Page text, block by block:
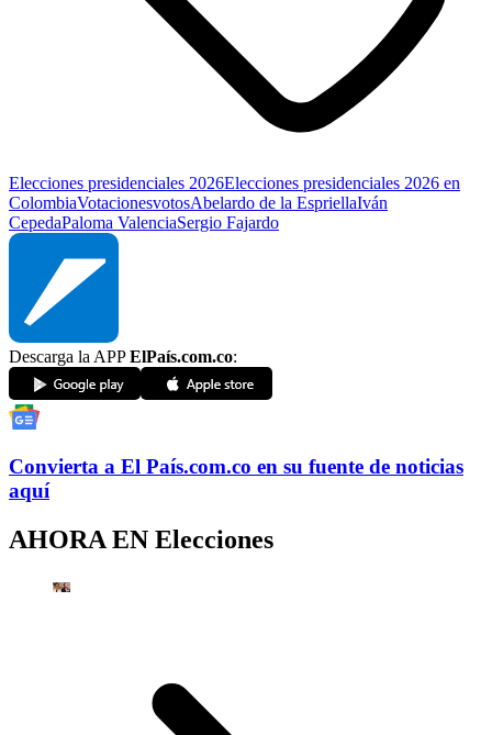
Elecciones presidenciales 2026Elecciones presidenciales 2026 en
ColombiaVotacionesvotosAbelardo de la EspriellaIván
CepedaPaloma ValenciaSergio Fajardo
Descarga la APPElPaís.com.co:
Convierta a El País.com.co en su fuente de noticias
aquí
AHORA EN Elecciones